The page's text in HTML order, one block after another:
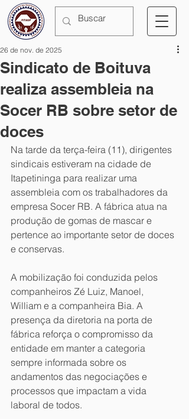
Sindicato de Boituva
realiza assembleia na
Socer RB sobre setor de
doces
26 de nov. de 2025
Na tarde da terça-feira (11), dirigentes
sindicais estiveram na cidade de
Itapetininga para realizar uma
assembleia com os trabalhadores da
empresa Socer RB. A fábrica atua na
produção de gomas de mascar e
pertence ao importante setor de doces
e conservas.
A mobilização foi conduzida pelos
companheiros Zé Luiz, Manoel,
William e a companheira Bia. A
presença da diretoria na porta de
fábrica reforça o compromisso da
entidade em manter a categoria
sempre informada sobre os
andamentos das negociações e
processos que impactam a vida
laboral de todos.